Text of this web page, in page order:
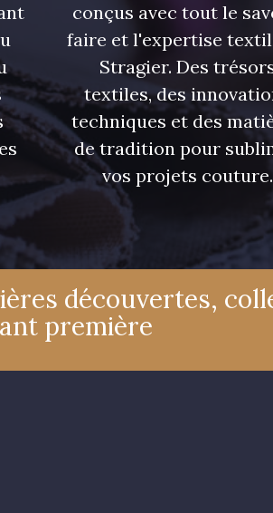
conçus avec tout le
faire et l'expertise
Stragier. Des
textiles, des
techniques et des
de tradition pour
vos projets couture.
découvertes,
première